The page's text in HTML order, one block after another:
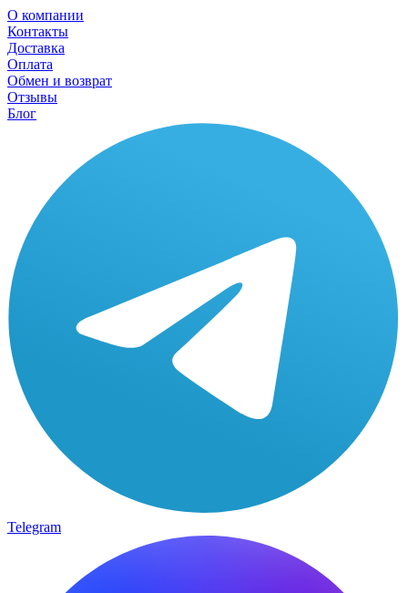
О компании
Контакты
Доставка
Оплата
Обмен и возврат
Отзывы
Блог
Telegram